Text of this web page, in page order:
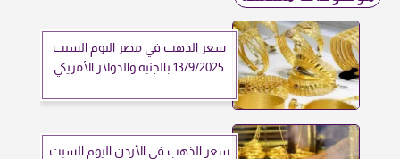
سعر الذهب في مصر اليوم السبت
13/9/2025 بالجنيه والدولار الأمريكي
سعر الذهب في الأردن اليوم السبت